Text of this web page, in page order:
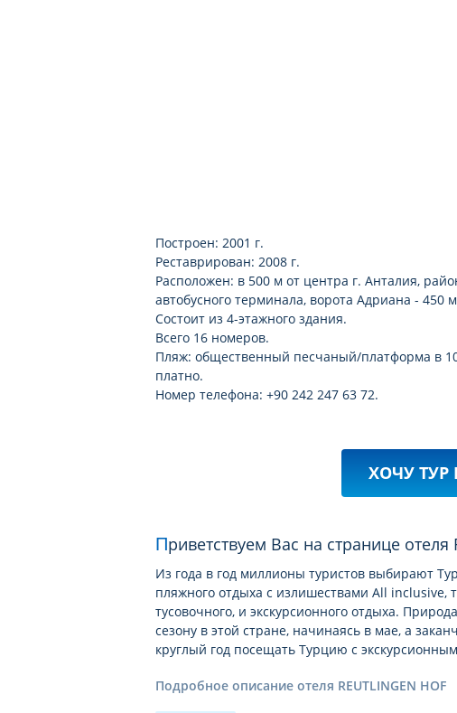
Построен: 2001 г.
Реставрирован: 2008 г.
Расположен: в 500 м от центра г. Анталия,
автобусного терминала, ворота Адриана - 450
Состоит из 4-этажного здания.
Всего 16 номеров.
Пляж: общественный песчаный/платформа в
платно.
Номер телефона: +90 242 247 63 72.
ХОЧУ ТУР
Приветствуем Вас на странице
Из года в год миллионы туристов выбирают
пляжного отдыха с излишествами All inclusive,
тусовочного, и экскурсионного отдыха.
сезону в этой стране, начинаясь в мае, а
круглый год посещать Турцию с
Подробное описание отеля REUTLINGEN HOF